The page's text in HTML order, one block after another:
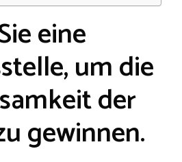
eine
um die
der
gewinnen.